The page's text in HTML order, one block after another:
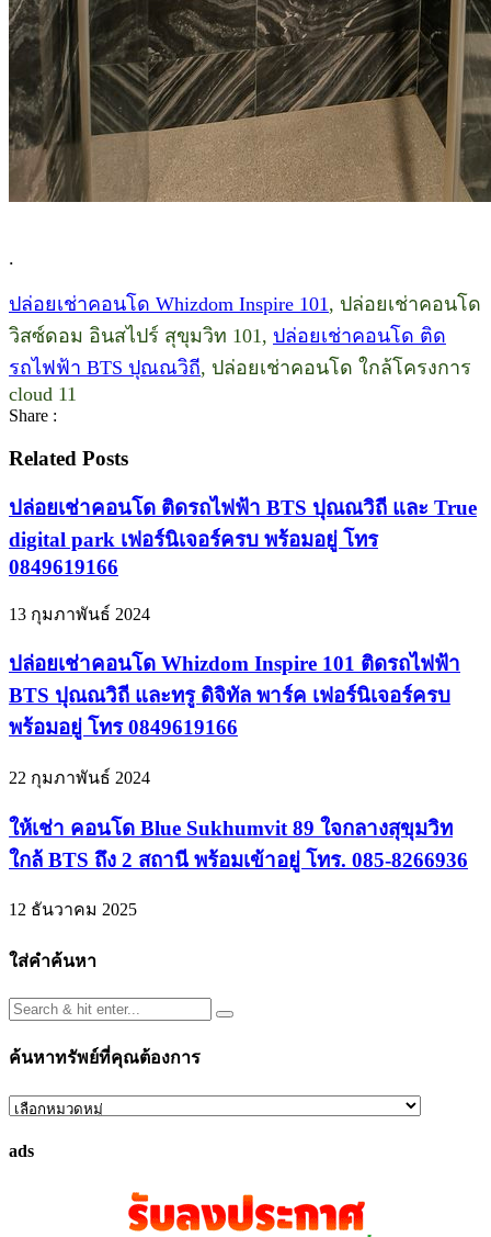
.
ปล่อยเช่าคอนโด Whizdom Inspire 101, ปล่อยเช่าคอนโด
วิสซ์ดอม อินสไปร์ สุขุมวิท 101, ปล่อยเช่าคอนโด ติด
รถไฟฟ้า BTS ปุณณวิถี, ปล่อยเช่าคอนโด ใกล้โครงการ
cloud 11
Share :
Related Posts
ปล่อยเช่าคอนโด ติดรถไฟฟ้า BTS ปุณณวิถี และ True
digital park เฟอร์นิเจอร์ครบ พร้อมอยู่ โทร
0849619166
13 กุมภาพันธ์ 2024
ปล่อยเช่าคอนโด Whizdom Inspire 101 ติดรถไฟฟ้า
BTS ปุณณวิถี และทรู ดิจิทัล พาร์ค เฟอร์นิเจอร์ครบ
พร้อมอยู่ โทร 0849619166
22 กุมภาพันธ์ 2024
ให้เช่า คอนโด Blue Sukhumvit 89 ใจกลางสุขุมวิท
ใกล้ BTS ถึง 2 สถานี พร้อมเข้าอยู่ โทร. 085-8266936
12 ธันวาคม 2025
ใส่คำค้นหา
ค้นหาทรัพย์ที่คุณต้องการ
ค้นหา
ที่
ads